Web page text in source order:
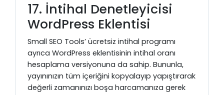
17. İntihal Denetleyicisi
WordPress Eklentisi
Small SEO Tools’ ücretsiz intihal programı
ayrıca WordPress eklentisinin intihal oranı
hesaplama versiyonuna da sahip. Bununla,
yayınınızın tüm içeriğini kopyalayıp yapıştırarak
değerli zamanınızı boşa harcamanıza gerek